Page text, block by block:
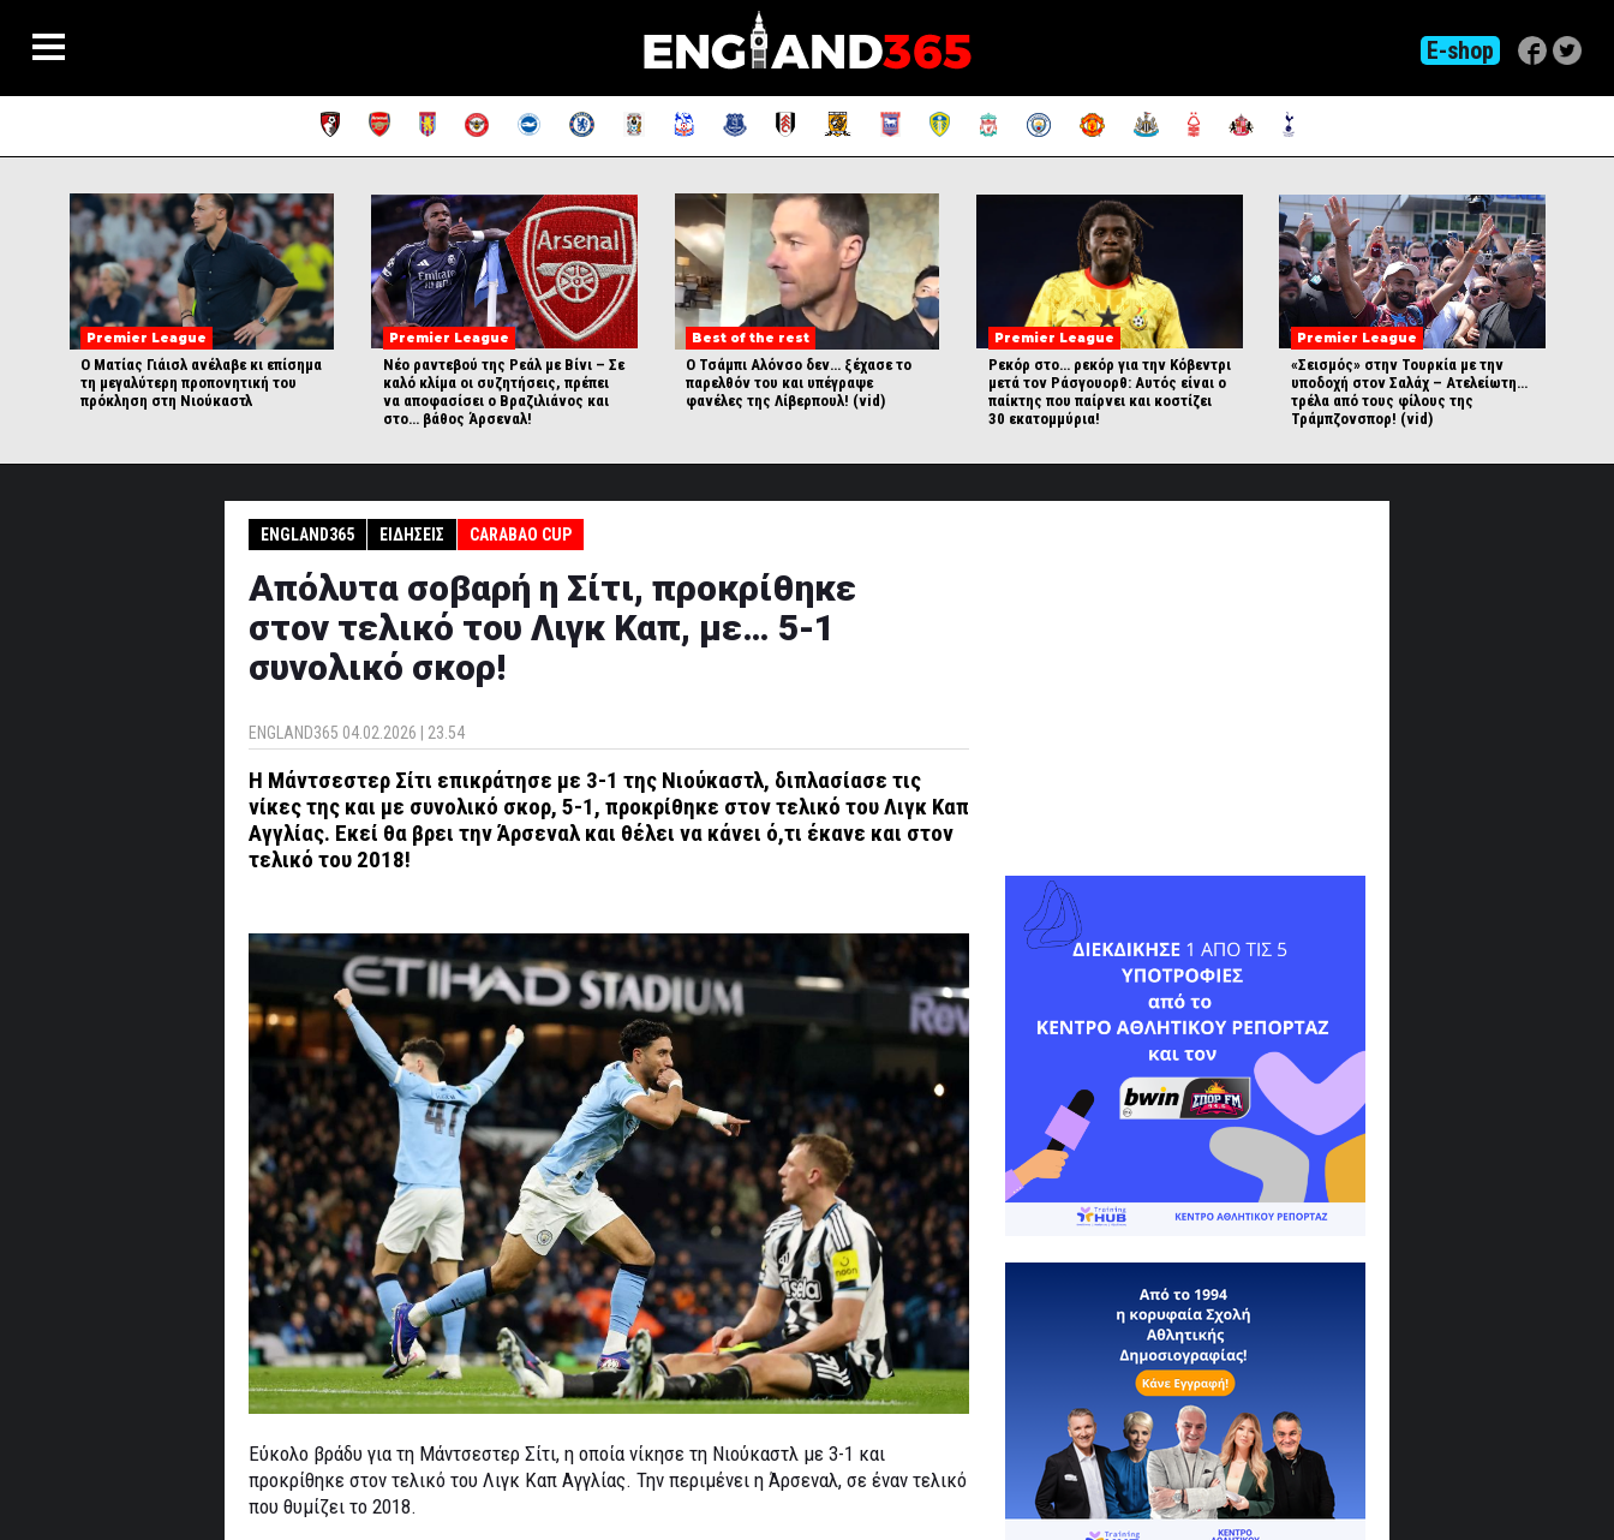
E-shop
Premier League
Ο Ματίας Γιάισλ ανέλαβε κι επίσημα
τη μεγαλύτερη προπονητική του
πρόκληση στη Νιούκαστλ
Premier League
Νέο ραντεβού της Ρεάλ με Βίνι – Σε
καλό κλίμα οι συζητήσεις, πρέπει
να αποφασίσει ο Βραζιλιάνος και
στο… βάθος Άρσεναλ!
Best of the rest
Ο Τσάμπι Αλόνσο δεν… ξέχασε το
παρελθόν του και υπέγραψε
φανέλες της Λίβερπουλ! (vid)
Premier League
Ρεκόρ στο… ρεκόρ για την Κόβεντρι
μετά τον Ράσγουορθ: Αυτός είναι ο
παίκτης που παίρνει και κοστίζει
30 εκατομμύρια!
Premier League
«Σεισμός» στην Τουρκία με την
υποδοχή στον Σαλάχ – Ατελείωτη…
τρέλα από τους φίλους της
Τράμπζονσπορ! (vid)
ENGLAND365 ΕΙΔΉΣΕΙΣ CARABAO CUP
Απόλυτα σοβαρή η Σίτι, προκρίθηκε
στον τελικό του Λιγκ Καπ, με… 5-1
συνολικό σκορ!
ENGLAND365 04.02.2026 | 23.54
Η Μάντσεστερ Σίτι επικράτησε με 3-1 της Νιούκαστλ, διπλασίασε τις
νίκες της και με συνολικό σκορ, 5-1, προκρίθηκε στον τελικό του Λιγκ Καπ
Αγγλίας. Εκεί θα βρει την Άρσεναλ και θέλει να κάνει ό,τι έκανε και στον
τελικό του 2018!
Εύκολο βράδυ για τη Μάντσεστερ Σίτι, η οποία νίκησε τη Νιούκαστλ με 3-1 και
προκρίθηκε στον τελικό του Λιγκ Καπ Αγγλίας. Την περιμένει η Άρσεναλ, σε έναν τελικό
που θυμίζει το 2018.